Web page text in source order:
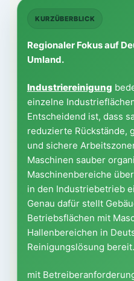
KURZÜBERBLICK
Regionaler Fokus auf
Umland.
Industriereinigung
einzelne
Entscheidend ist, dass
reduzierte Rückstände,
und sichere
Maschinen sauber
Maschinenbereiche
in den Industriebetrieb
Genau dafür stellt
Betriebsflächen mit
Hallenbereichen in
Reinigungslösung bereit.
mit